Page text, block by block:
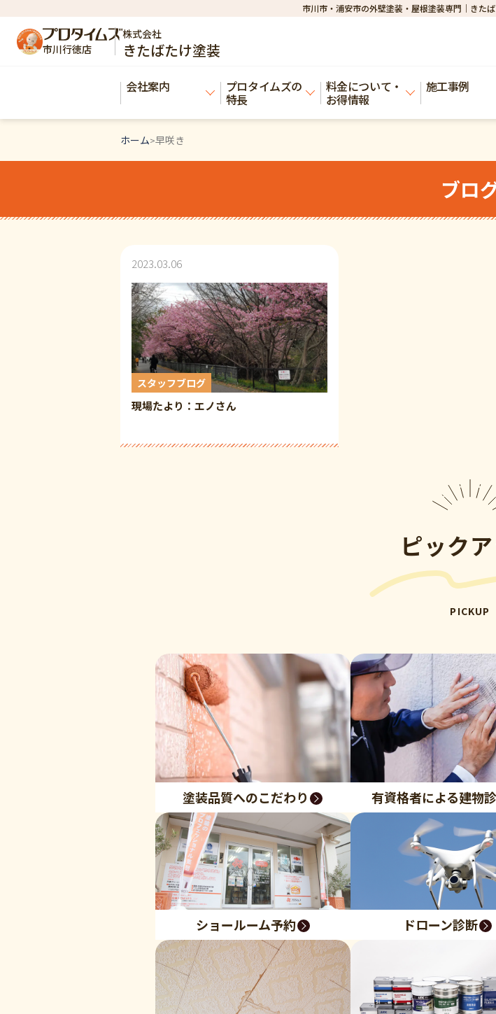
市川市・浦安市の外壁塗装・屋根塗装専門｜きた
市川行徳店
株式会社
きたばたけ塗装
会社案内 プロタイムズの
特長
料金について・
お得情報
施工事例
ホーム>早咲き
ブロ
2023.03.06
スタッフブログ
現場たより：エノさん
ピック
PICKUP
塗装品質へのこだわり 有資格者による建物
ショールーム予約 ドローン診断